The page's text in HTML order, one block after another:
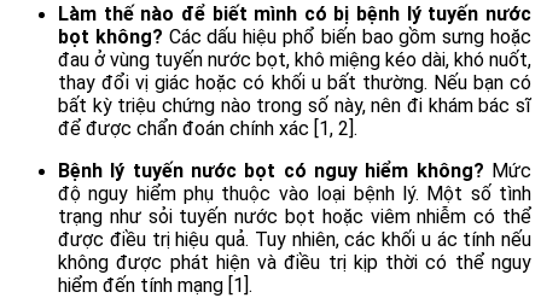
Làm thế nào để biết mình có bị bệnh lý tuyến nước
bọt không? Các dấu hiệu phổ biến bao gồm sưng hoặc
đau ở vùng tuyến nước bọt, khô miệng kéo dài, khó nuốt,
thay đổi vị giác hoặc có khối u bất thường. Nếu bạn có
bất kỳ triệu chứng nào trong số này, nên đi khám bác sĩ
để được chẩn đoán chính xác [1, 2].
Bệnh lý tuyến nước bọt có nguy hiểm không? Mức
độ nguy hiểm phụ thuộc vào loại bệnh lý. Một số tình
trạng như sỏi tuyến nước bọt hoặc viêm nhiễm có thể
được điều trị hiệu quả. Tuy nhiên, các khối u ác tính nếu
không được phát hiện và điều trị kịp thời có thể nguy
hiểm đến tính mạng [1].